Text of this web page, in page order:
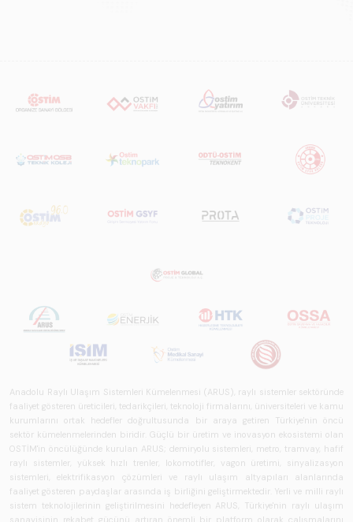
açısından kapsamlı
çalışmasıdır.
Anadolu Raylı Ulaşım Sistemleri Kümelenmesi (ARUS), raylı sistemler sektöründe
faaliyet gösteren üreticileri, tedarikçileri, teknoloji firmalarını, üniversiteleri ve kamu
kurumlarını ortak hedefler doğrultusunda bir araya getiren Türkiye'nin öncü
sektör kümelenmelerinden biridir. Güçlü bir üretim ve inovasyon ekosistemi olan
OSTİM'in öncülüğünde kurulan ARUS; demiryolu sistemleri, metro, tramvay, hafif
raylı sistemler, yüksek hızlı trenler, lokomotifler, vagon üretimi, sinyalizasyon
sistemleri, elektrifikasyon çözümleri ve raylı ulaşım altyapıları alanlarında
faaliyet gösteren paydaşlar arasında iş birliğini geliştirmektedir. Yerli ve milli raylı
sistem teknolojilerinin geliştirilmesini hedefleyen ARUS, Türkiye'nin raylı ulaşım
sanayisinin rekabet gücünü artıran önemli bir platform olarak çalışmalarını